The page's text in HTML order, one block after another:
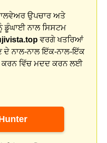
ਉਪਚਾਰ ਅਤੇ
ਡੂੰਘਾਈ ਨਾਲ ਸਿਸਟਮ
ਵਰਗੇ ਖਤਰਿਆਂ
ਦੇ ਨਾਲ-ਨਾਲ ਇੱਕ-ਨਾਲ-ਇੱਕ
ਕਰਨ ਵਿੱਚ ਮਦਦ ਕਰਨ ਲਈ